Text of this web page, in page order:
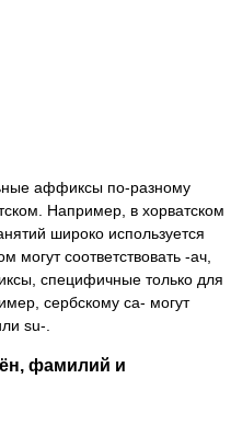
аффиксы по-разному
Например, в хорватском
широко используется
могут соответствовать -ач,
специфичные только для
сербскому са- могут
su-.
фамилий и